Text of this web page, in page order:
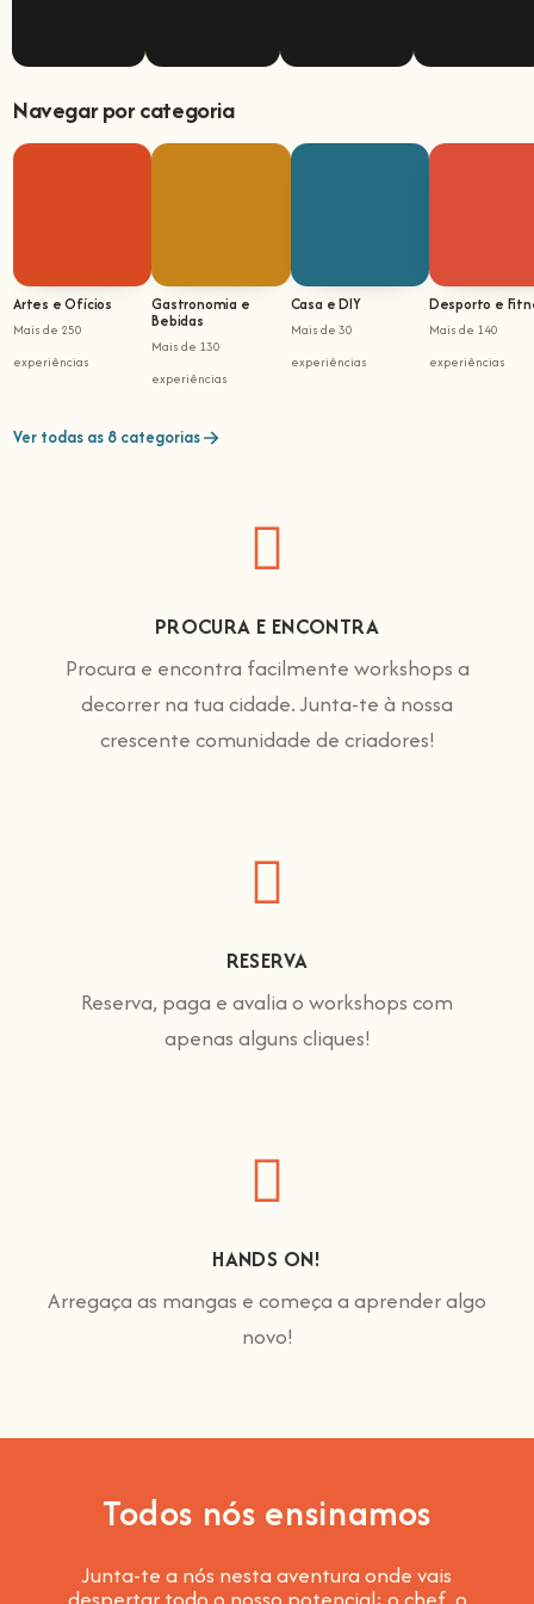
Navegar por categoria
Artes e Ofícios
Mais de 250
experiências
Gastronomia e
Bebidas
Mais de 130
experiências
Casa e DIY
Mais de 30
experiências
Desporto e
Mais de 140
experiências
Ver todas as 8 categorias
PROCURA E ENCONTRA
Procura e encontra facilmente workshops a
decorrer na tua cidade. Junta-te à nossa
crescente comunidade de criadores!
RESERVA
Reserva, paga e avalia o workshops com
apenas alguns cliques!
HANDS ON!
Arregaça as mangas e começa a aprender algo
novo!
Todos nós ensinamos
Junta-te a nós nesta aventura onde vais